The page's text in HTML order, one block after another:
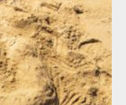
細マッチョ)